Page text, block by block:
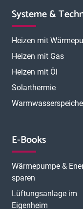
Systeme &
Heizen mit
Heizen mit Gas
Heizen mit Öl
Solarthermie
E-Books
Wärmepumpe &
sparen
Lüftungsanlage im
Eigenheim